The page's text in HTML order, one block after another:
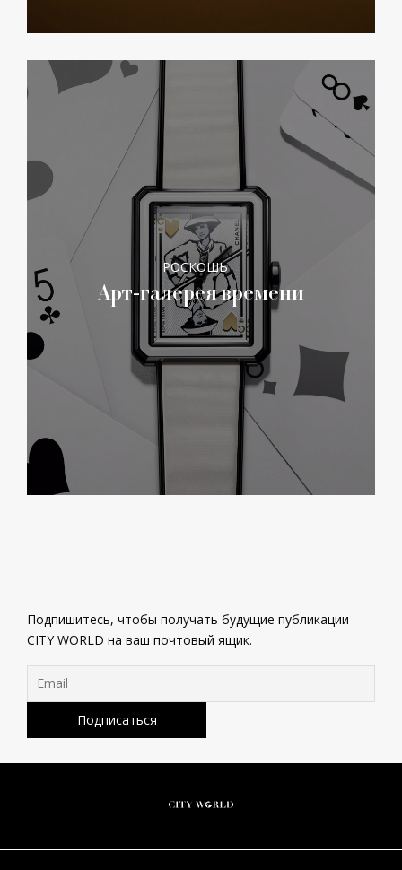
РОСКОШЬ
Арт-галерея времени
Подпишитесь, чтобы получать будущие публикации
CITY WORLD на ваш почтовый ящик.